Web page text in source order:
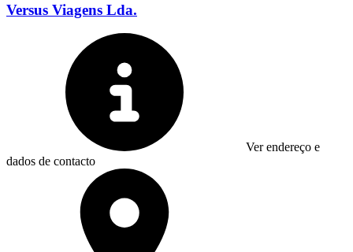
Versus Viagens Lda.
Ver endereço e
dados de contacto